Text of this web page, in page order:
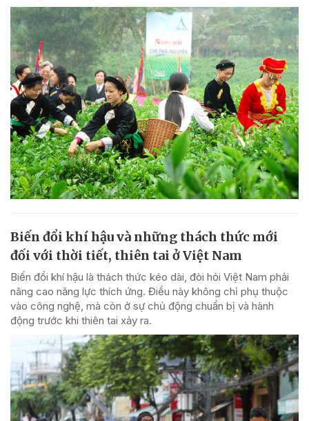
Biến đổi khí hậu và những thách thức mới
đối với thời tiết, thiên tai ở Việt Nam
Biến đổi khí hậu là thách thức kéo dài, đòi hỏi Việt Nam phải
nâng cao năng lực thích ứng. Điều này không chỉ phụ thuộc
vào công nghệ, mà còn ở sự chủ động chuẩn bị và hành
động trước khi thiên tai xảy ra.